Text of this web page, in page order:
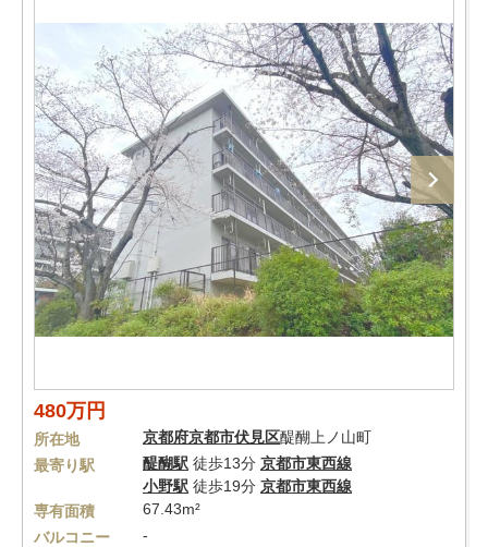
480万円
所在地 京都府京都市伏見区醍醐上ノ山町
最寄り駅
醍醐駅 徒歩13分 京都市東西線
小野駅 徒歩19分 京都市東西線
専有面積
67.43m²
バルコニー
-